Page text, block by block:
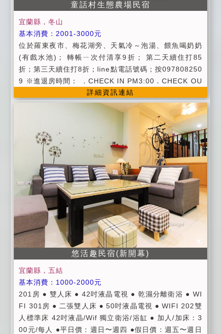
童話村生態農場民宿
宜蘭縣，冬山
基本消費：2001-3000元
位於羅東夜市、梅花湖旁、天氣冷～泡湯、餵魚喝奶奶
(有戲水池)； 轉帳ㄧ次付清享9折； 第二天續住打85
折；第三天續住打8折；line點電話號碼；按097808250
9 ※進退房時間： ．CHECK IN PM3:00．CHECK OU
T AM10:30 ．早餐用餐時間:假日8:00~9:00平日8:30~
9:30 注意事項： ※為維護住宿品質及其他客人
權益，請勿攜帶寵物，室內請勿吸煙，不便處請見諒。
※房間內禁止吸煙及炊煮食物，以免觸動消防設備。 ※
童話村備有舒適明亮的餐廳可使用，請勿攜帶油湯食物
進進入房間。 ※為了維護室內全面禁煙；溪邊、海邊玩
耍、請攜帶短褲、防曬油、活水SPA、請攜帶泳衣、泳
帽。 ※賞鯨、登島者，請攜帶身分證。 ※情人節當日住
宿或當日壽星慶生住宿，每房可依當日房價再優惠500
元喔~ 如自帶牙膏、牙刷、浴帽、刮鬍刀、毛巾、浴
巾、梳子(毛巾、浴巾、洗髮精、沐浴乳這邊有提供)，
每房贈送一包三星蔥牛舌餅及貴妃金棗ㄧ包耶~ 讓您住
宿的同時亦可做環保捐愛心，結合大家的力量，為環保
盡一份心力， 謝謝您~第二天續住不更換床單及毛巾，
不用打掃，依不更換之天數，每天優惠房價500元作獎
勵耶~
詳細資訊連結
悠活趣民宿(新開幕)
宜蘭縣，五結
基本消費：1000-2000元
201房 ● 雙人床 ● 42吋液晶電視 ● 乾濕分離衛浴 ● WI
FI 301房 ● 二張雙人床 ● 50吋液晶電視 ● WIFI 202雙
人標準床 42吋液晶/Wif 獨立衛浴/浴缸 ● 加人/加床：3
00元/每人 ●平日價：週日〜週四 ●假日價：週五〜週日